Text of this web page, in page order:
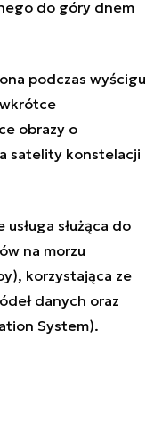
do góry dnem
podczas wyścigu
wkrótce
obrazy o
satelity konstelacji
służąca do
na morzu
korzystająca ze
danych oraz
System).